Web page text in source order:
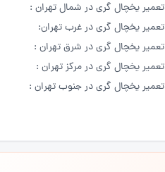
تعمیر یخچال گری در شمال تهران :
تعمیر یخچال گری در غرب تهران:
تعمیر یخچال گری در شرق تهران :
تعمیر یخچال گری در مرکز تهران :
تعمیر یخچال گری در جنوب تهران :